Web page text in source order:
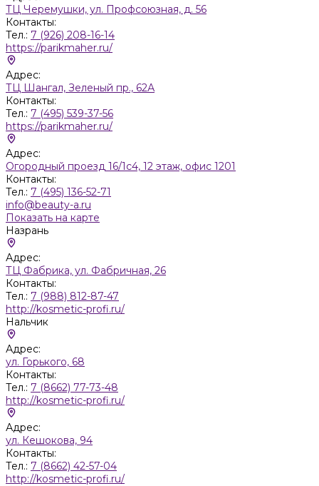
ТЦ Черемушки, ул. Профсоюзная, д. 56
Контакты:
Тел.: 7 (926) 208-16-14
https://parikmaher.ru/
Адрес:
ТЦ Шангал, Зеленый пр., 62А
Контакты:
Тел.: 7 (495) 539-37-56
https://parikmaher.ru/
Адрес:
Огородный проезд 16/1с4, 12 этаж, офис 1201
Контакты:
Тел.: 7 (495) 136-52-71
info@beauty-a.ru
Показать на карте
Назрань
Адрес:
ТЦ Фабрика, ул. Фабричная, 26
Контакты:
Тел.: 7 (988) 812-87-47
http://kosmetic-profi.ru/
Нальчик
Адрес:
ул. Горького, 68
Контакты:
Тел.: 7 (8662) 77-73-48
http://kosmetic-profi.ru/
Адрес:
ул. Кешокова, 94
Контакты:
Тел.: 7 (8662) 42-57-04
http://kosmetic-profi.ru/